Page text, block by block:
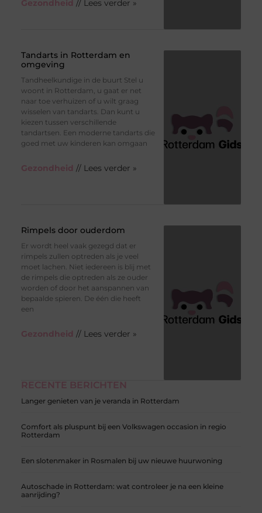
RECENTE BERICHTEN
Langer genieten van je veranda in Rotterdam
Comfort als pluspunt bij een Volkswagen occasion in regio
Rotterdam
Een slotenmaker in Rosmalen bij uw nieuwe huurwoning
Autoschade in Rotterdam: wat controleer je na een kleine
aanrijding?
Gezondheid // Lees verder »
Tandarts in Rotterdam en
omgeving
Tandheelkundige in de buurt Stel u
woont in Rotterdam, u gaat er net
naar toe verhuizen of u wilt graag
wisselen van tandarts. Dan kunt u
kiezen tussen verschillende
tandartsen. Een moderne tandarts die
goed met uw kinderen kan omgaan
Gezondheid // Lees verder »
Rimpels door ouderdom
Er wordt heel vaak gezegd dat er
rimpels zullen optreden als je veel
moet lachen. Niet iedereen is blij met
de rimpels die optreden als ze ouder
worden of door het aanspannen van
bepaalde spieren. De één die heeft
een
Gezondheid // Lees verder »